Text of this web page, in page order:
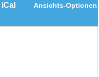
Ansichts-Optionen